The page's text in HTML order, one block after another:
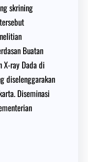
skrining
Buatan
X-ray Dada di
diselenggarakan
Diseminasi